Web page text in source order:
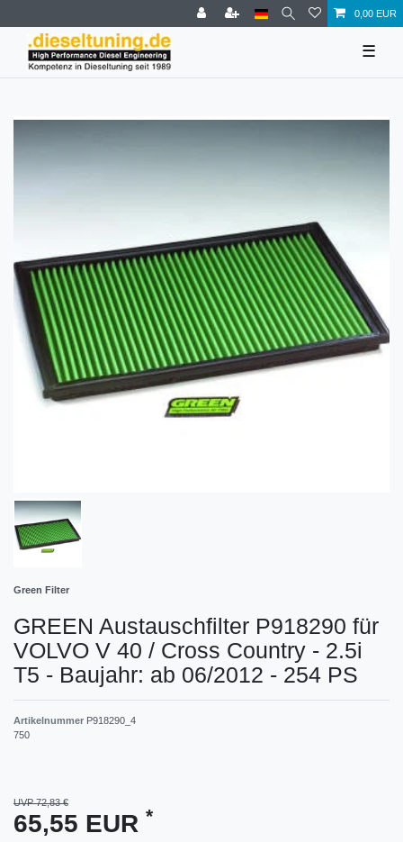
0,00 EUR
☰
Green Filter
GREEN Austauschfilter P918290 für
VOLVO V 40 / Cross Country - 2.5i
T5 - Baujahr: ab 06/2012 - 254 PS
Artikelnummer P918290_4
750
UVP 72,83 €
65,55 EUR *